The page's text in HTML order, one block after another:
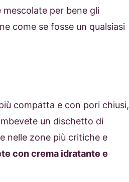
per bene gli
come se fosse un qualsiasi
compatta e con pori chiusi,
un dischetto di
nelle zone più critiche e
con crema idratante e